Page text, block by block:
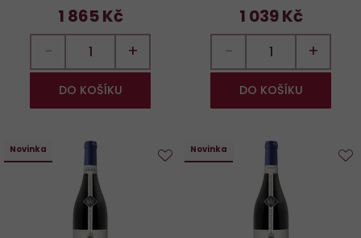
1 865 Kč
− +
DO KOŠÍKU
1 039 Kč
− +
DO KOŠÍKU
Novinka Novinka